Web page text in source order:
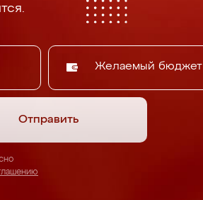
Желаемый бюджет
Отправить